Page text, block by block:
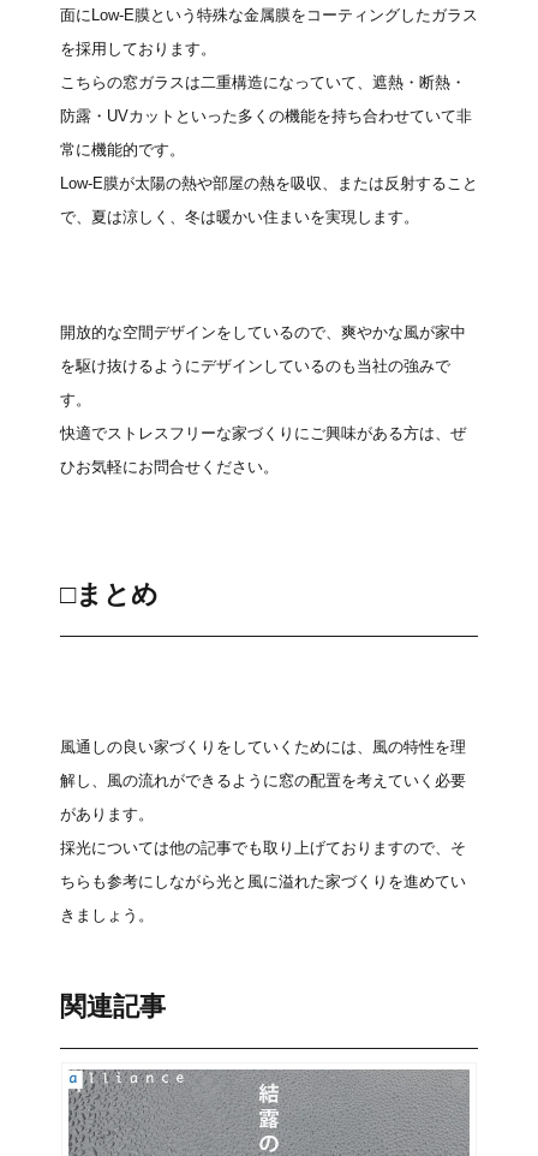
面にLow-E膜という特殊な金属膜をコーティングしたガラス
を採用しております。
こちらの窓ガラスは二重構造になっていて、遮熱・断熱・
防露・UVカットといった多くの機能を持ち合わせていて非
常に機能的です。
Low-E膜が太陽の熱や部屋の熱を吸収、または反射すること
で、夏は涼しく、冬は暖かい住まいを実現します。
開放的な空間デザインをしているので、爽やかな風が家中
を駆け抜けるようにデザインしているのも当社の強みで
す。
快適でストレスフリーな家づくりにご興味がある方は、ぜ
ひお気軽にお問合せください。
□まとめ
風通しの良い家づくりをしていくためには、風の特性を理
解し、風の流れができるように窓の配置を考えていく必要
があります。
採光については他の記事でも取り上げておりますので、そ
ちらも参考にしながら光と風に溢れた家づくりを進めてい
きましょう。
関連記事